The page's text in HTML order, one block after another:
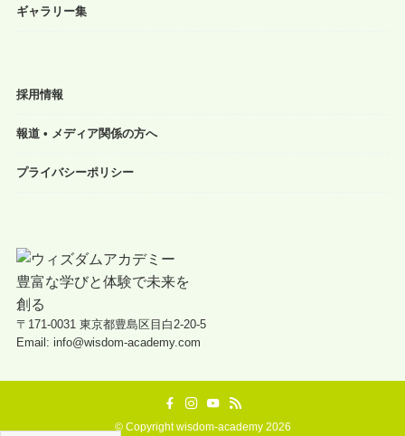
ギャラリー集
採用情報
報道 • メディア関係の方へ
プライバシーポリシー
〒171-0031 東京都豊島区目白2-20-5
Email: info@wisdom-academy.com
©Copyright wisdom-academy 2026